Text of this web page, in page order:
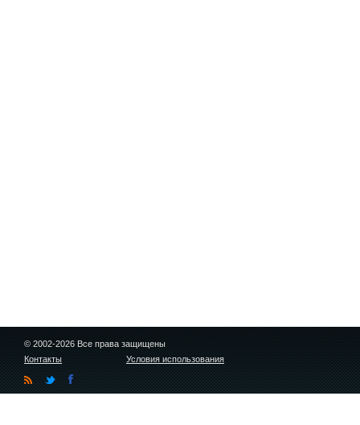
© 2002-2026 Все права защищены
Контакты
Условия использования